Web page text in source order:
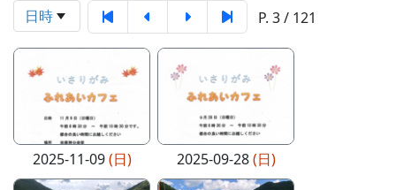
日時 P. 3 / 121
2025-11-09(日) 2025-09-28(日)